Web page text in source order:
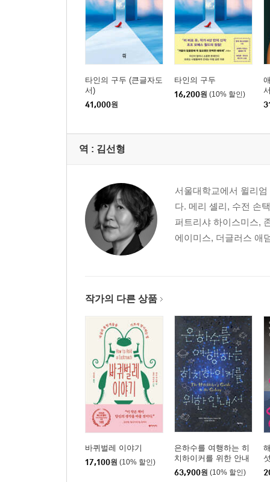
타인의 구두 (큰글자도
서)
41,000원
타인의 구두
16,200원 (10% 할인)
역 : 김선형
서울대학교에서 윌리
다. 메리 셸리, 수전 손
퍼트리샤 하이스미스,
에이미스, 더글러스 애
작가의 다른 상품
바퀴벌레 이야기
17,100원 (10% 할인)
은하수를 여행하는 히
치하이커를 위한 안내
서 합본
63,900원 (10% 할인)